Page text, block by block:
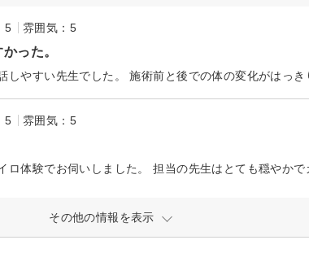
5 雰囲気：5
った。
5 雰囲気：5
その他の情報を表示